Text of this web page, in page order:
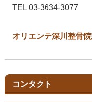
TEL 03-3634-3077
オリエンテ深川整骨院
コンタクト